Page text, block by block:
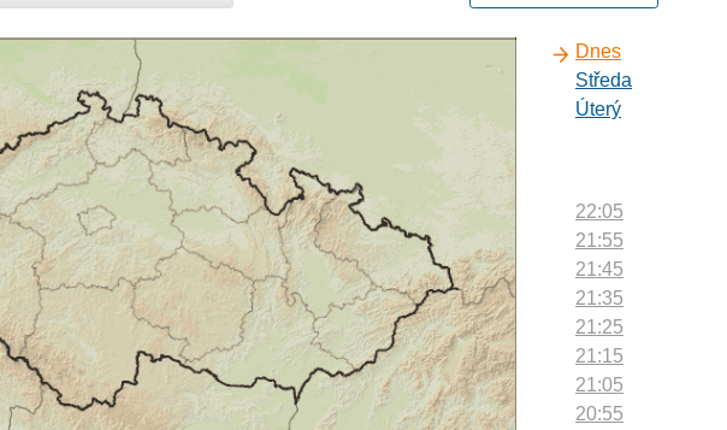
Dnes
Středa
Úterý
22:05
21:55
21:45
21:35
21:25
21:15
21:05
20:55